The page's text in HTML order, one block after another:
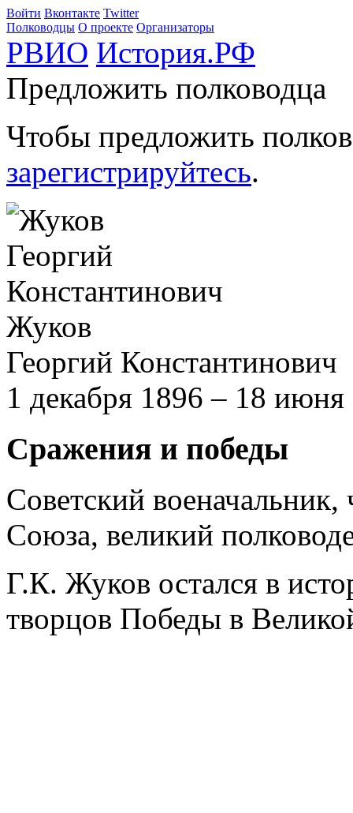
Войти Вконтакте Twitter
Полководцы О проекте Организаторы
РВИО История.РФ
Предложить полководца
Чтобы предложить
зарегистрируйтесь.
Жуков
Георгий Константинович
1 декабря 1896 – 18 июня
Сражения и победы
Советский
Союза, великий
Г.К. Жуков остался в
творцов Победы в